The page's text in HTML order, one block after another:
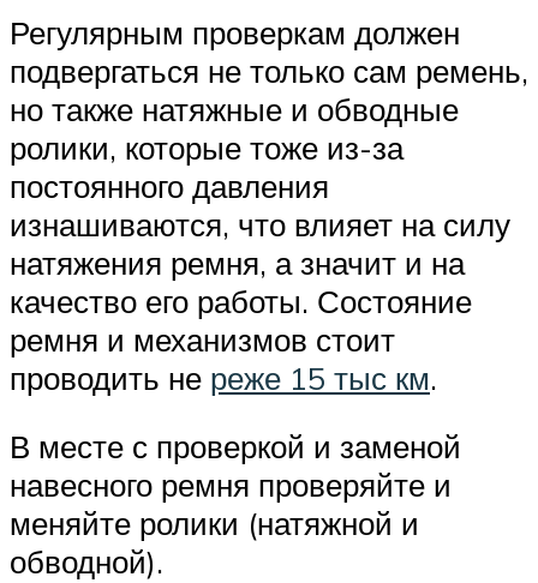
Регулярным проверкам должен
подвергаться не только сам ремень,
но также натяжные и обводные
ролики, которые тоже из-за
постоянного давления
изнашиваются, что влияет на силу
натяжения ремня, а значит и на
качество его работы. Состояние
ремня и механизмов стоит
проводить не реже 15 тыс км.
В месте с проверкой и заменой
навесного ремня проверяйте и
меняйте ролики (натяжной и
обводной).